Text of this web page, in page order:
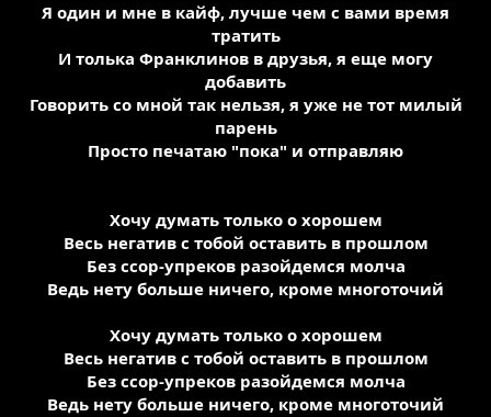
Я один и мне в кайф, лучше чем с вами время
тратить
И толька Франклинов в друзья, я еще могу
добавить
Говорить со мной так нельзя, я уже не тот милый
парень
Просто печатаю "пока" и отправляю
Хочу думать только о хорошем
Весь негатив с тобой оставить в прошлом
Без ссор-упреков разойдемся молча
Ведь нету больше ничего, кроме многоточий
Хочу думать только о хорошем
Весь негатив с тобой оставить в прошлом
Без ссор-упреков разойдемся молча
Ведь нету больше ничего, кроме многоточий